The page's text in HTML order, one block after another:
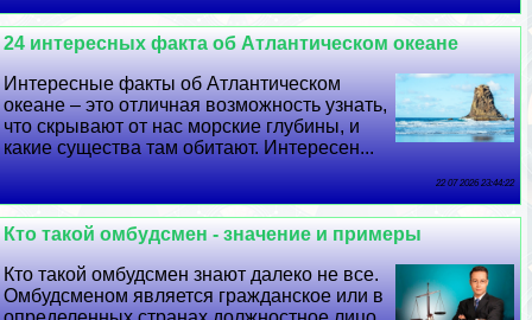
24 интересных факта об Атлантическом океане
Интересные факты об Атлантическом
океане – это отличная возможность узнать,
что скрывают от нас морские глубины, и
какие существа там обитают. Интересен...
22 07 2026 23:44:22
Кто такой омбудсмен - значение и примеры
Кто такой омбудсмен знают далеко не все.
Омбудсменом является гражданское или в